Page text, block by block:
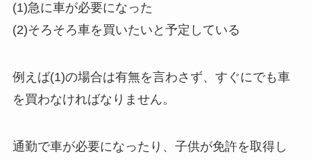
(1)急に車が必要になった
(2)そろそろ車を買いたいと予定している
例えば(1)の場合は有無を言わさず、すぐにでも車
を買わなければなりません。
通勤で車が必要になったり、子供が免許を取得し